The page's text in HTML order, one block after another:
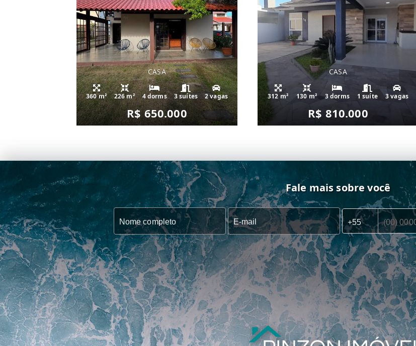
CASA
360 m² 226 m² 4 dorms 3 suítes 2 vagas
R$ 650.000
CASA
312 m² 130 m² 3 dorms 1 suíte 3 vagas
R$ 810.000
Fale mais sobre você